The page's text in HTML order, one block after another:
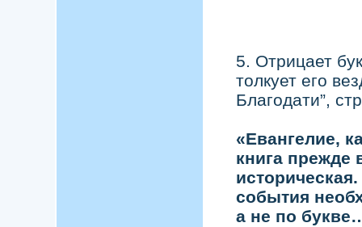
5. Отрицает
толкует его
Благодати”,
«Евангелие,
книга прежде
события
а не по